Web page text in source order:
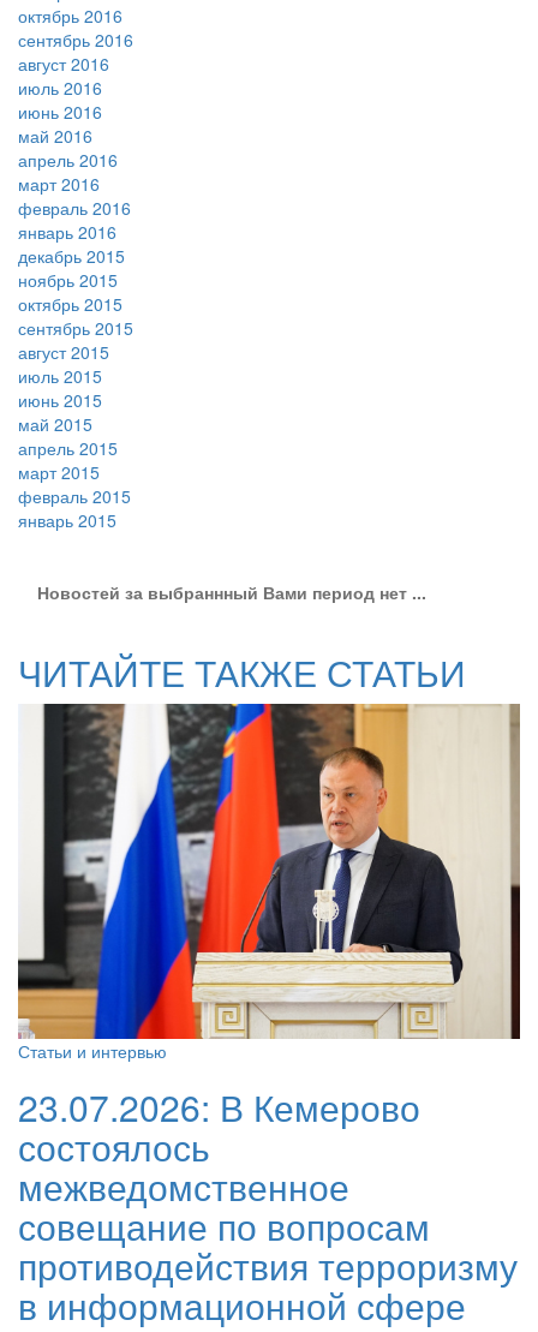
октябрь 2016
сентябрь 2016
август 2016
июль 2016
июнь 2016
май 2016
апрель 2016
март 2016
февраль 2016
январь 2016
декабрь 2015
ноябрь 2015
октябрь 2015
сентябрь 2015
август 2015
июль 2015
июнь 2015
май 2015
апрель 2015
март 2015
февраль 2015
январь 2015
Новостей за выбраннный Вами период нет ...
ЧИТАЙТЕ ТАКЖЕ СТАТЬИ
Статьи и интервью
23.07.2026: В Кемерово
состоялось
межведомственное
совещание по вопросам
противодействия терроризму
в информационной сфере